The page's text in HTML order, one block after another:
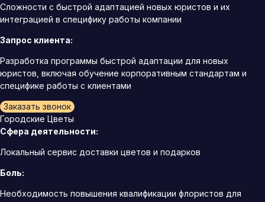
Сложности с быстрой адаптацией новых юристов и их
интеграцией в специфику работы компании
Запрос клиента:
Разработка программы быстрой адаптации для новых
юристов, включая обучение корпоративным стандартам и
специфике работы с клиентами
Заказать звонок
Городские Цветы
Сфера деятельности:
Локальный сервис доставки цветов и подарков
Боль:
Необходимость повышения квалификации флористов для